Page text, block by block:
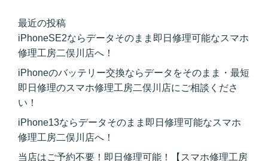
最近の投稿
iPhoneSE2ならデータそのまま即日修理可能なスマホ
修理工房二俣川店へ！
iPhoneのバッテリー交換ならデータをそのまま・最短
即日修理のスマホ修理工房二俣川店にご相談くださ
い！
iPhone13ならデータそのまま即日修理可能なスマホ
修理工房二俣川店へ！
当店はご予約不要！即日修理可能！【スマホ修理工房